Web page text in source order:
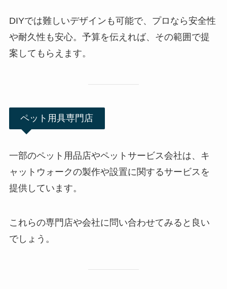
DIYでは難しいデザインも可能で、プロなら安全性
や耐久性も安心。予算を伝えれば、その範囲で提
案してもらえます。
ペット用具専門店
一部のペット用品店やペットサービス会社は、キ
ャットウォークの製作や設置に関するサービスを
提供しています。
これらの専門店や会社に問い合わせてみると良い
でしょう。